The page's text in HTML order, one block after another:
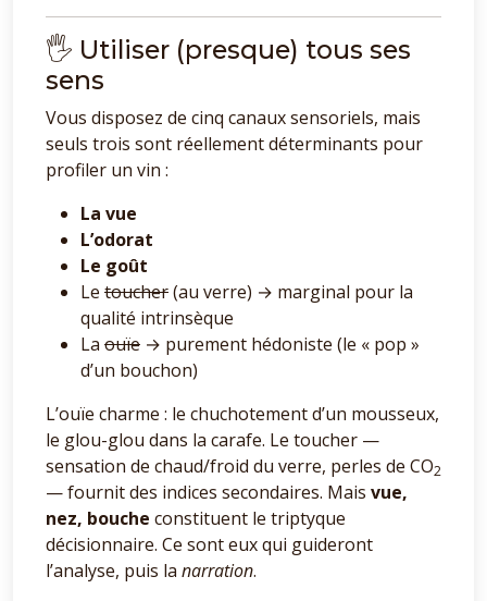
🖐️ Utiliser (presque) tous ses
sens
Vous disposez de cinq canaux sensoriels, mais
seuls trois sont réellement déterminants pour
profiler un vin :
La vue
L’odorat
Le goût
Le toucher(au verre) → marginal pour la
qualité intrinsèque
La ouïe → purement hédoniste (le « pop »
d’un bouchon)
L’ouïe charme : le chuchotement d’un mousseux,
le glou-glou dans la carafe. Le toucher —
sensation de chaud/froid du verre, perles de CO2
— fournit des indices secondaires. Mais vue,
nez, bouche constituent le triptyque
décisionnaire. Ce sont eux qui guideront
l’analyse, puis la narration.